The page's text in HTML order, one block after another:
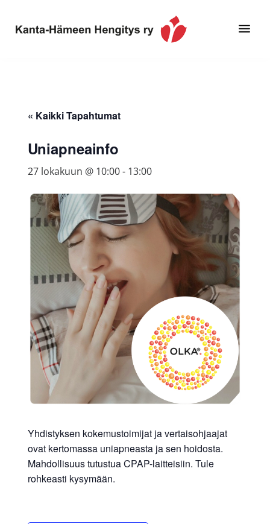
pääsisältöön
alatunnisteeseen
Hengitys
erityisesti
sinua
koskettaa
astma,
muut
keuhkosairaudet,
sisäilma
allergiat.
Hengitys
« Kaikki Tapahtumat
Uniapneainfo
27 lokakuun @ 10:00- 13:00
Yhdistyksen kokemustoimijat ja vertaisohjaajat
ovat kertomassa uniapneasta ja sen hoidosta.
Mahdollisuus tutustua CPAP-laitteisiin. Tule
rohkeasti kysymään.